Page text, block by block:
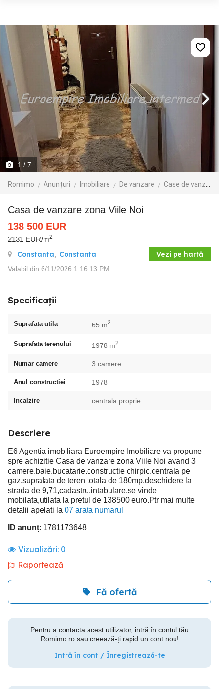
1 / 7
Romimo Anunțuri Imobiliare De vanzare Case de vanzare
Casa de vanzare zona Viile Noi
138 500 EUR
2131 EUR/m2
Constanta, Constanta Vezi pe hartă
Valabil din 6/11/2026 1:16:13 PM
Specificații
Suprafata utila 65 m2
Suprafata terenului 1978 m2
Numar camere 3 camere
Anul constructiei 1978
Incalzire centrala proprie
Descriere
E6 Agentia imobiliara Euroempire Imobiliare va propune
spre achizitie Casa de vanzare zona Viile Noi avand 3
camere,baie,bucatarie,constructie chirpic,centrala pe
gaz,suprafata de teren totala de 180mp,deschidere la
strada de 9,71,cadastru,intabulare,se vinde
mobilata,utilata la pretul de 138500 euro.Ptr mai multe
detalii apelati la 07 arata numarul
ID anunț: 1781173648
Vizualizări: 0
Raportează
Fă ofertă
Pentru a contacta acest utilizator, intră în contul tău
Romimo.ro sau creează-ți rapid un cont nou!
Intră în cont / Înregistrează-te